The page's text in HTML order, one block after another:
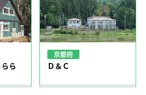
ら
京都府
Ｄ＆Ｃ